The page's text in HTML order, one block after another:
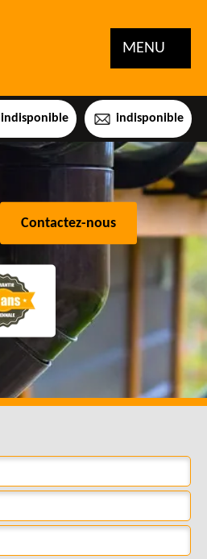
MENU
indisponible indisponible
Contactez-nous